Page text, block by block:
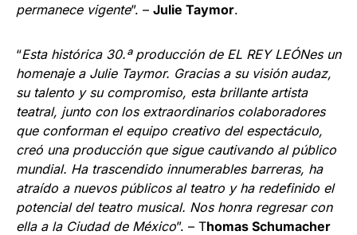
permanece vigente”. – Julie Taymor.
“Esta histórica 30.ª producción de EL REY LEÓNes un
homenaje a Julie Taymor. Gracias a su visión audaz,
su talento y su compromiso, esta brillante artista
teatral, junto con los extraordinarios colaboradores
que conforman el equipo creativo del espectáculo,
creó una producción que sigue cautivando al público
mundial. Ha trascendido innumerables barreras, ha
atraído a nuevos públicos al teatro y ha redefinido el
potencial del teatro musical. Nos honra regresar con
ella a la Ciudad de México”. – Thomas Schumacher